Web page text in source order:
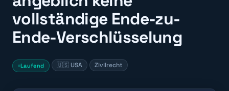
vollständige Ende-zu-
Ende-Verschlüsselung
Laufend 🇺🇸 USA Zivilrecht